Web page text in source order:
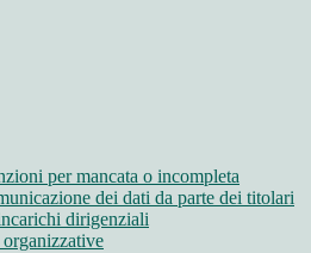
per mancata o incompleta
dei dati da parte dei titolari
dirigenziali